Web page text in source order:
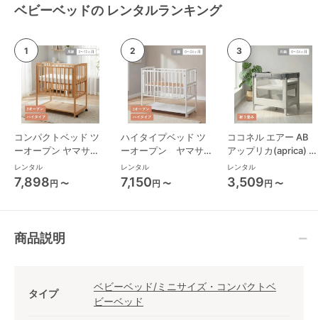
ベビーベッドの レンタルランキング
コンパクトベッド ツ
ーオープン ヤマサキ
(Yamasaki) ミニサイ
ズ/コンパクトベビー
ベッド
レンタル
7,898円 〜
ハイタイプベッド ツ
ーオープン ヤマサキ
(Yamasaki) レギュラ
ーサイズベビーベッド
レンタル
7,150円 〜
ココネル エアー AB
アップリカ(aprica) ミ
ニサイズ/コンパクト
ベビーベッド
レンタル
3,509円 〜
商品説明
タイプ
ベビーベッド/ミニサイズ・コンパクトベ
ビーベッド